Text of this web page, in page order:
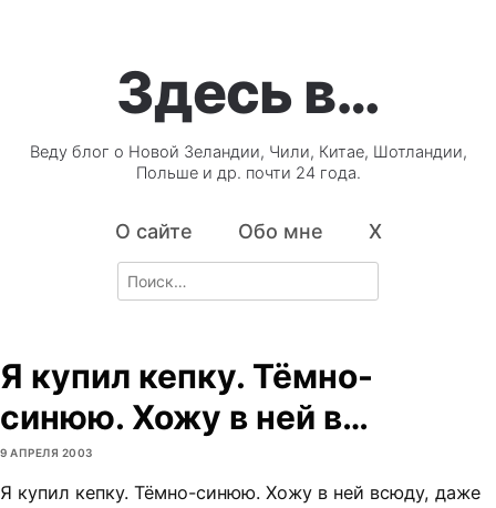
Здесь в…
Веду блог о Новой Зеландии, Чили, Китае, Шотландии,
Польше и др. почти 24 года.
О сайте Обо мне X
Search
for:
Я купил кепку. Тёмно-
синюю. Хожу в ней в…
9 АПРЕЛЯ 2003
Я купил кепку. Тёмно-синюю. Хожу в ней всюду, даже